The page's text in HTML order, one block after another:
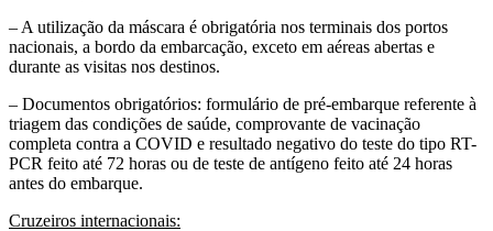
– A utilização da máscara é obrigatória nos terminais dos portos
nacionais, a bordo da embarcação, exceto em aéreas abertas e
durante as visitas nos destinos.
– Documentos obrigatórios: formulário de pré-embarque referente à
triagem das condições de saúde, comprovante de vacinação
completa contra a COVID e resultado negativo do teste do tipo RT-
PCR feito até 72 horas ou de teste de antígeno feito até 24 horas
antes do embarque.
Cruzeiros internacionais: